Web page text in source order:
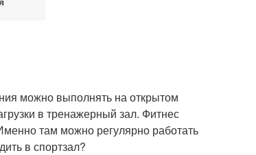
можно выполнять на открытом
в тренажерный зал. Фитнес
там можно регулярно работать
в спортзал?